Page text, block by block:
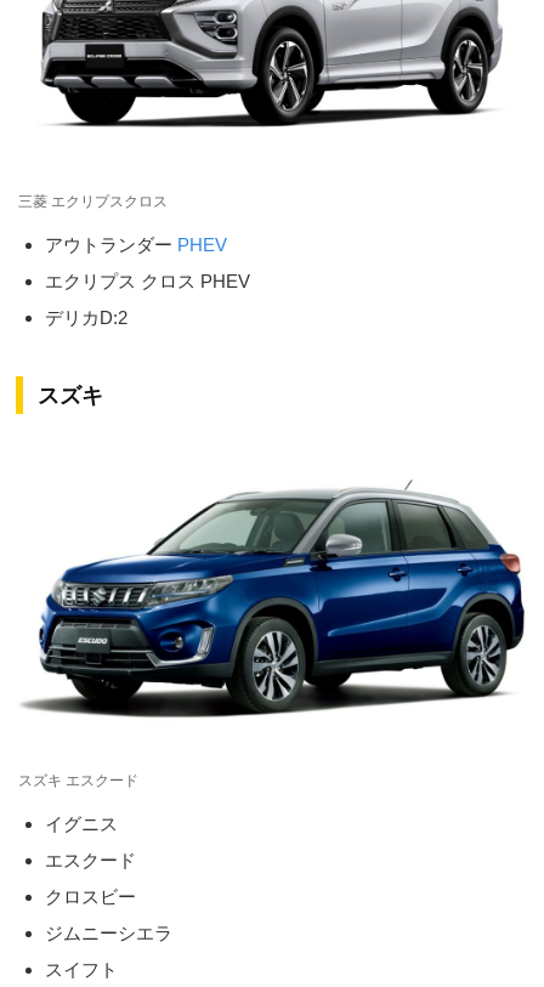
三菱 エクリプスクロス
アウトランダー PHEV
エクリプス クロス PHEV
デリカD:2
スズキ
スズキ エスクード
イグニス
エスクード
クロスビー
ジムニーシエラ
スイフト